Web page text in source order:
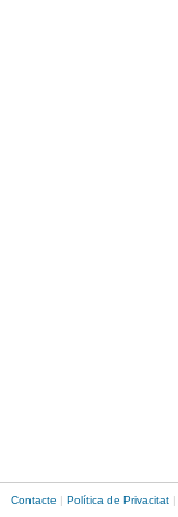
Contacte | Política de Privacitat |